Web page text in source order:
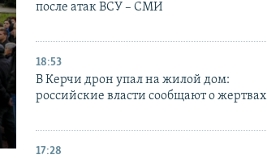
после атак ВСУ – СМИ
18:53
В Керчи дрон упал на жилой дом:
российские власти сообщают о жертвах
17:28